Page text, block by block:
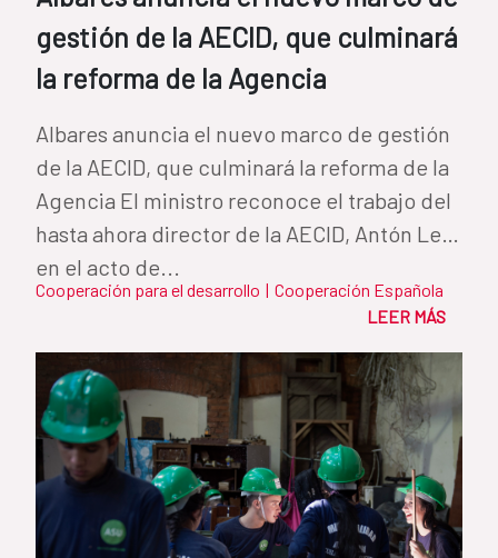
gestión de la AECID, que culminará
la reforma de la Agencia
Albares anuncia el nuevo marco de gestión
de la AECID, que culminará la reforma de la
Agencia El ministro reconoce el trabajo del
hasta ahora director de la AECID, Antón Leis,
en el acto de...
Cooperación para el desarrollo | Cooperación Española
LEER MÁS